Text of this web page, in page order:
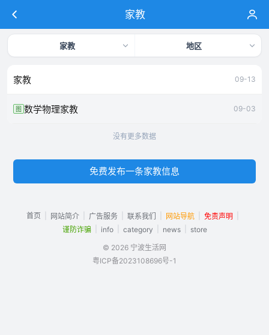
家教
家教 地区
家教 09-13
图 数学物理家教 09-03
没有更多数据
免费发布一条家教信息
首页 网站简介 广告服务 联系我们 网站导航 免责声明
谨防诈骗
info category news
store
© 2026 宁波生活网
粤ICP备2023108696号-1